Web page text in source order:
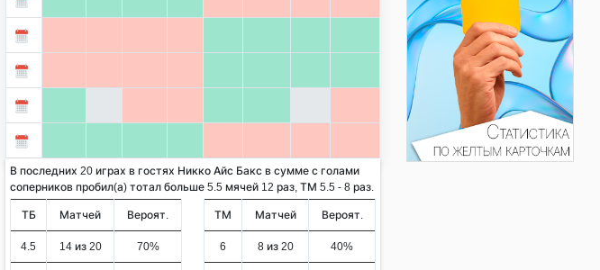
В последних 20 играх в гостях Никко Айс Бакс в сумме с голами
соперников пробил(а) тотал больше 5.5 мячей 12 раз, ТМ 5.5 - 8 раз.
ТБ Матчей Вероят.
4.5 14 из 20 70%
ТМ Матчей Вероят.
6 8 из 20 40%